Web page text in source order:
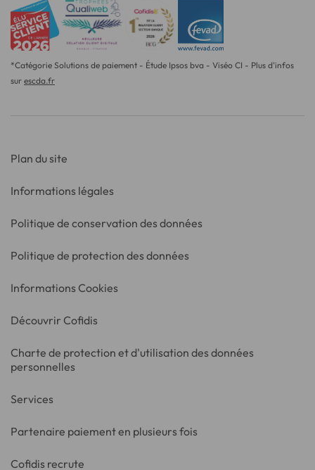
*Catégorie Solutions de paiement - Étude Ipsos bva - Viséo CI - Plus d'infos
sur escda.fr
Plan du site
Informations légales
Politique de conservation des données
Politique de protection des données
Informations Cookies
Découvrir Cofidis
Charte de protection et d'utilisation des données
personnelles
Services
Partenaire paiement en plusieurs fois
Cofidis recrute